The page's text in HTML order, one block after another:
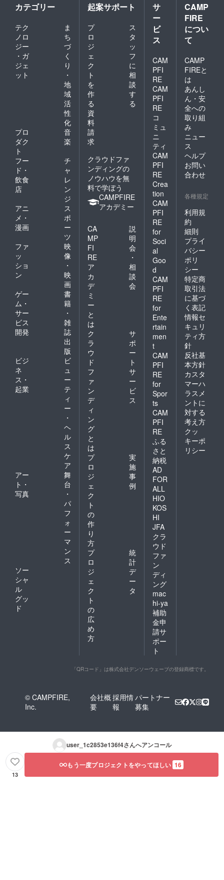
カテゴリー
テク
ノロ
ジー
・ガ
ジェ
ット
ま
ち
づ
く
り
・
地
域
活
性
化
プロ
ダク
ト
音
楽
フー
ド・
飲食
店
チ
ャ
レ
ン
ジ
アニ
メ・
漫画
ス
ポ
ー
ツ
ファ
ッ
ショ
ン
映
像
・
映
画
ゲー
ム・
サー
ビス
開発
書
籍
・
雑
誌
出
版
ビジ
ネ
ス・
起業
ビ
ュ
ー
テ
ィ
ー
・
ヘ
ル
ス
ケ
ア
アー
ト・
写真
舞
台
・
パ
フ
ォ
ー
マ
ン
ス
ソー
シャ
ル
グッ
ド
起案サポート
プ
ロ
ジ
ェ
ク
ト
を
作
る
ス
タ
ッ
フ
に
相
談
す
る
資
料
請
求
クラウドファ
ンディングの
ノウハウを無
料で学ぼう
CAMPFIRE
アカデミー
CA
MP
FI
RE
ア
カ
デ
ミ
ー
と
は
説
明
会
・
相
談
会
ク
ラ
ウ
ド
フ
ァ
ン
デ
ィ
ン
グ
と
は
サ
ポ
ー
ト
サ
ー
ビ
ス
プ
ロ
ジ
ェ
ク
ト
の
作
り
方
実
施
事
例
プ
ロ
ジ
ェ
ク
ト
の
広
め
方
統
計
デ
ー
タ
サ
ー
ビ
ス
CAM
PFI
RE
CAM
PFI
RE
コ
ミュ
ニ
ティ
CAM
PFI
RE
Crea
tion
CAM
PFI
RE
for
Soci
al
Goo
d
CAM
PFI
RE
for
Ente
rtain
men
t
CAM
PFI
RE
for
Spor
ts
CAM
PFI
RE
ふる
さと
納税
AD
FOR
ALL
HIO
KOS
HI
JFA
クラ
ウド
ファ
ン
ディ
ング
mac
hi-ya
補助
金申
請サ
ポー
ト
CAMP
FIRE
につい
て
CAMP
FIREと
は
あんし
ん・安
全への
取り組
み
ニュー
ス
ヘルプ
お問い
合わせ
各種規定
利用規
約
細則
プライ
バシー
ポリ
シー
特定商
取引法
に基づ
く表記
情報セ
キュリ
ティ方
針
反社基
本方針
カスタ
マーハ
ラスメ
ントに
対する
考え方
クッ
キーポ
リシー
「QRコード」は株式会社デンソーウェーブの登録商標です。
© CAMPFIRE,
Inc.
会社概
要
採用情
報
パートナー
募集
user_1c2853e136f4さんへアンコール
13
もう一度プロジェクトをやってほしい 16